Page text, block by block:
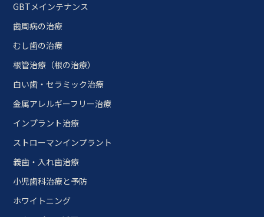
GBTメインテナンス
歯周病の治療
むし歯の治療
根管治療（根の治療）
白い歯・セラミック治療
金属アレルギーフリー治療
インプラント治療
ストローマンインプラント
義歯・入れ歯治療
小児歯科治療と予防
ホワイトニング